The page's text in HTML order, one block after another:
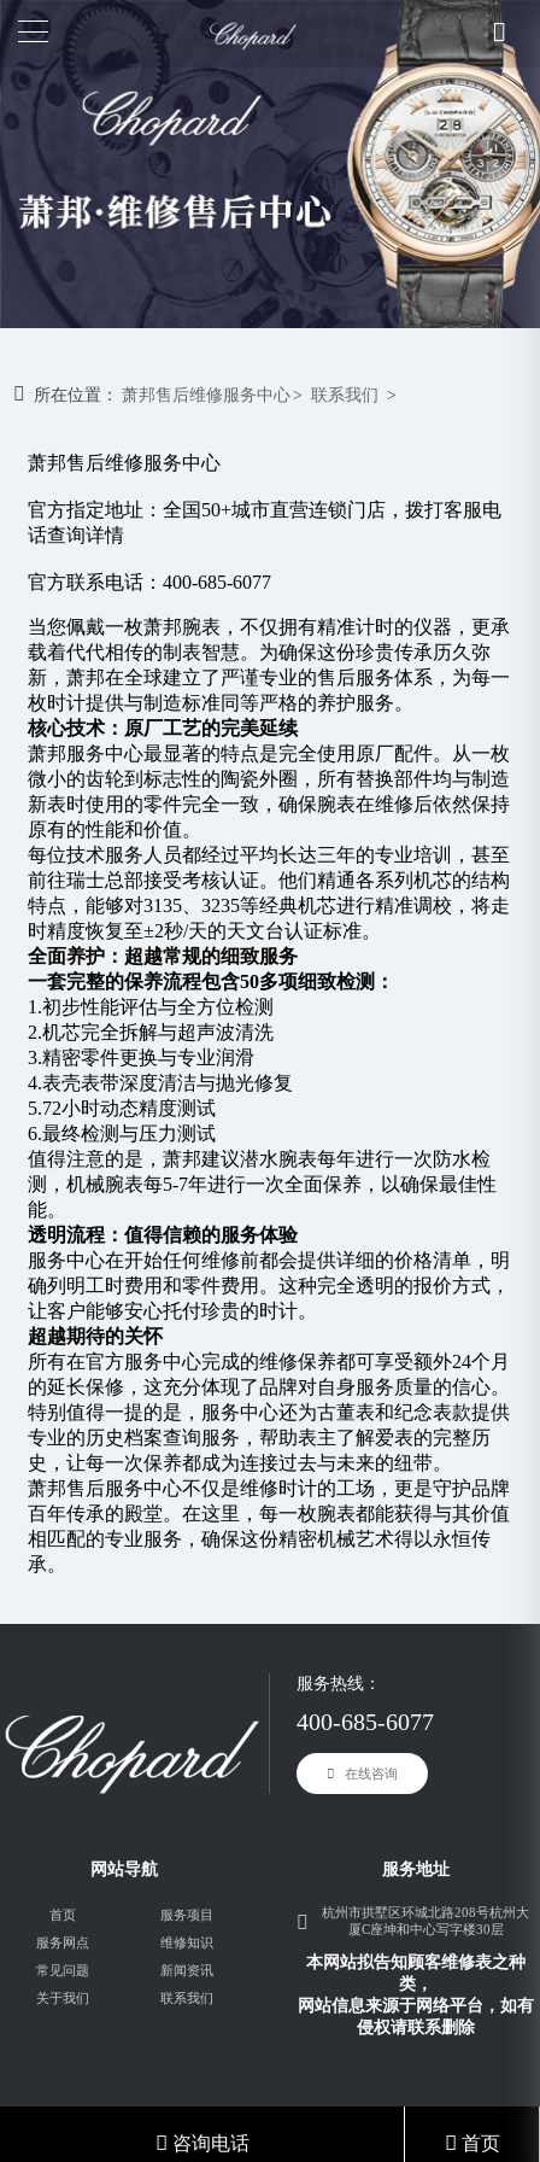
所在位置： 萧邦售后维修服务中心> 联系我们 >
萧邦售后维修服务中心
官方指定地址：全国50+城市直营连锁门店，拨打客服电
话查询详情
官方联系电话：400-685-6077
当您佩戴一枚萧邦腕表，不仅拥有精准计时的仪器，更承
载着代代相传的制表智慧。为确保这份珍贵传承历久弥
新，萧邦在全球建立了​​严谨专业​​的售后服务体系，为每一
枚时计提供与制造标准同等严格的养护服务。
核心技术：原厂工艺的完美延续
萧邦服务中心最显著的特点是​​完全使用原厂配件​​。从一枚
微小的齿轮到标志性的陶瓷外圈，所有替换部件均与制造
新表时使用的零件完全一致，确保腕表在维修后依然保持
原有的性能和价值。
每位技术服务人员都经过​​平均长达三年的专业培训​​，甚至
前往瑞士总部接受考核认证。他们精通各系列机芯的结构
特点，能够对3135、3235等经典机芯进行精准调校，将走
时精度恢复至±2秒/天的天文台认证标准。
全面养护：超越常规的细致服务
一套完整的保养流程包含50多项细致检测：
1.初步性能评估与全方位检测
2.机芯完全拆解与超声波清洗
3.精密零件更换与专业润滑
4.表壳表带深度清洁与抛光修复
5.72小时动态精度测试
6.最终检测与压力测试
值得注意的是，萧邦建议潜水腕表每年进行一次防水检
测，机械腕表每5-7年进行一次全面保养，以确保最佳性
能。
透明流程：值得信赖的服务体验
服务中心在开始任何维修前都会提供​​详细的价格清单​​，明
确列明工时费用和零件费用。这种完全透明的报价方式，
让客户能够安心托付珍贵的时计。
超越期待的关怀
所有在官方服务中心完成的维修保养都可享受​​额外24个月
的延长保修​​，这充分体现了品牌对自身服务质量的信心。
特别值得一提的是，服务中心还为古董表和纪念表款提供​​
专业的历史档案查询​​服务，帮助表主了解爱表的完整历
史，让每一次保养都成为连接过去与未来的纽带。
萧邦售后服务中心不仅是维修时计的工场，更是守护品牌
百年传承的殿堂。在这里，每一枚腕表都能获得与其价值
相匹配的专业服务，确保这份精密机械艺术得以永恒传
承。
服务热线：
400-685-6077
在线咨询
网站导航
首页
服务项目
服务网点
维修知识
常见问题
新闻资讯
关于我们
联系我们
服务地址
杭州市拱墅区环城北路208号杭州大
厦C座坤和中心写字楼30层
本网站拟告知顾客维修表之种
类，
网站信息来源于网络平台，如有
侵权请联系删除
咨询电话 首页